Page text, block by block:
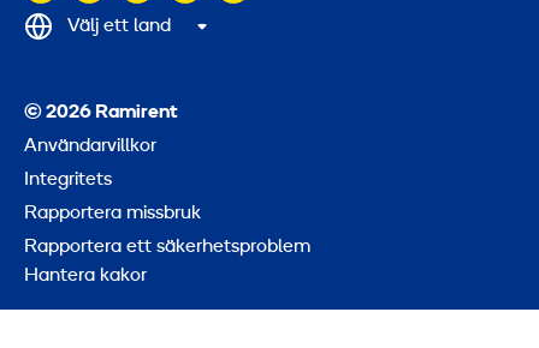
© 2026 Ramirent
Användarvillkor
Integritets
Rapportera missbruk
Rapportera ett säkerhetsproblem
Hantera kakor
Välj ett land